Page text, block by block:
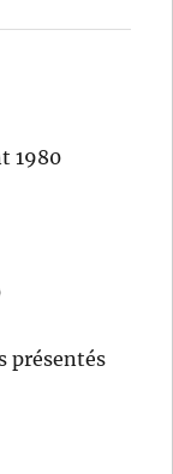
1980
présentés